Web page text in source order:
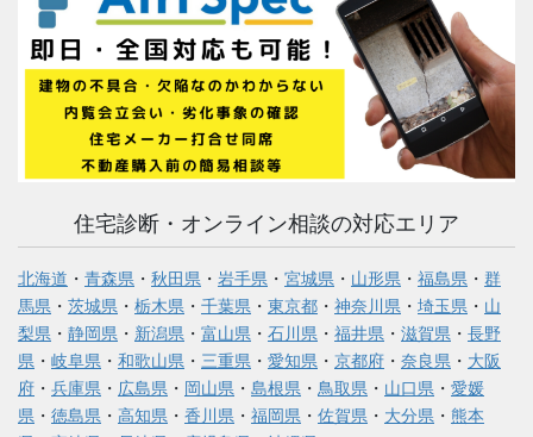
住宅診断・オンライン相談の対応エリア
北海道 ・ 青森県 ・ 秋田県 ・ 岩手県 ・ 宮城県 ・ 山形県 ・ 福島県 ・ 群
馬県 ・ 茨城県 ・ 栃木県 ・ 千葉県 ・ 東京都 ・ 神奈川県 ・ 埼玉県 ・ 山
梨県 ・ 静岡県 ・ 新潟県 ・ 富山県 ・ 石川県 ・ 福井県 ・ 滋賀県 ・ 長野
県 ・ 岐阜県 ・ 和歌山県 ・ 三重県 ・ 愛知県 ・ 京都府 ・ 奈良県 ・ 大阪
府 ・ 兵庫県 ・ 広島県 ・ 岡山県 ・ 島根県 ・ 鳥取県 ・ 山口県 ・ 愛媛
県 ・ 徳島県 ・ 高知県 ・ 香川県 ・ 福岡県 ・ 佐賀県 ・ 大分県 ・ 熊本